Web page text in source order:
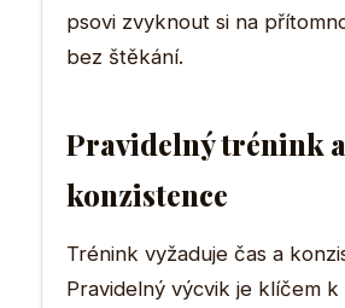
psovi zvyknout si na
bez štěkání.
Pravidelný trénink a
konzistence
Trénink vyžaduje čas a
Pravidelný výcvik je klíčem k